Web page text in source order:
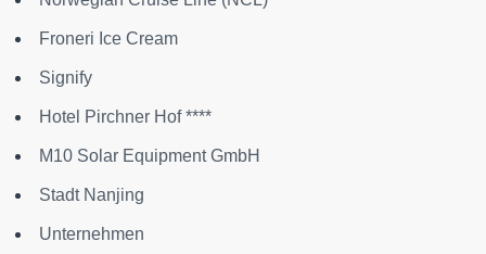
Froneri Ice Cream
Signify
Hotel Pirchner Hof ****
M10 Solar Equipment GmbH
Stadt Nanjing
Unternehmen